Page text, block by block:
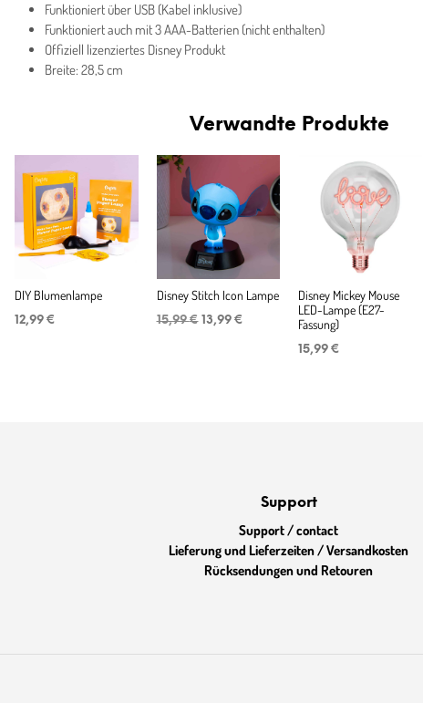
Funktioniert über USB (Kabel inklusive)
Funktioniert auch mit 3 AAA-Batterien (nicht enthalten)
Offiziell lizenziertes Disney Produkt
Breite: 28,5 cm
Verwandte Produkte
DIY Blumenlampe
12,99 €
Disney Stitch Icon Lampe
15,99€ Ursprünglicher
13,99 €
Disney Mickey Mouse
LED-Lampe (E27-
Fassung)
15,99 €
Support
Support / contact
Lieferung und Lieferzeiten / Versandkosten
Rücksendungen und Retouren